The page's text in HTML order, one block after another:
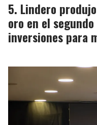
Lindero
oro en el
inversiones para